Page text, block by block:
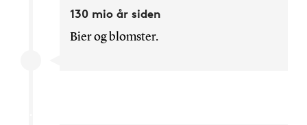
130 mio år siden
Bier og blomster.